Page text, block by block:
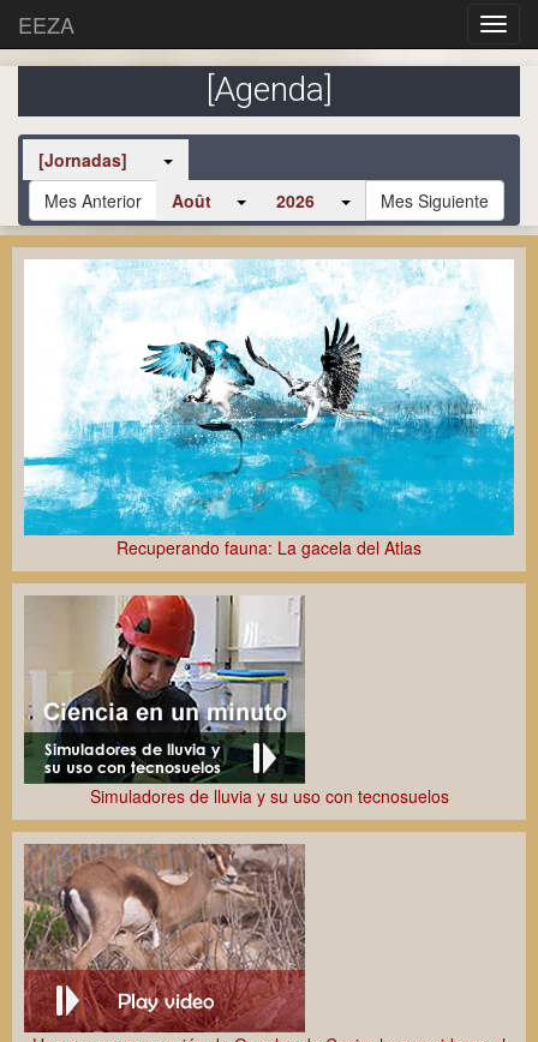
EEZA
[Agenda]
[Jornadas]
Mes Anterior
Août 2026 Mes Siguiente
Recuperando fauna: La gacela del Atlas
Simuladores de lluvia y su uso con tecnosuelos